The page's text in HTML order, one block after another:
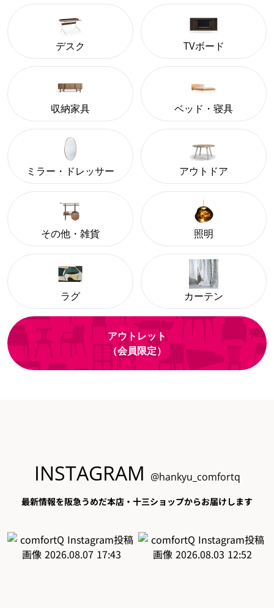
デスク TVボード
収納家具 ベッド・寝具
ミラー・ドレッサー アウトドア
その他・雑貨 照明
ラグ カーテン
アウトレット
（会員限定）
INSTAGRAM @hankyu_comfortq
最新情報を阪急うめだ本店・十三ショップからお届けします